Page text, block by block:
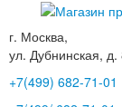
г. Москва,
ул. Дубнинская,
+7(499) 682-71-01